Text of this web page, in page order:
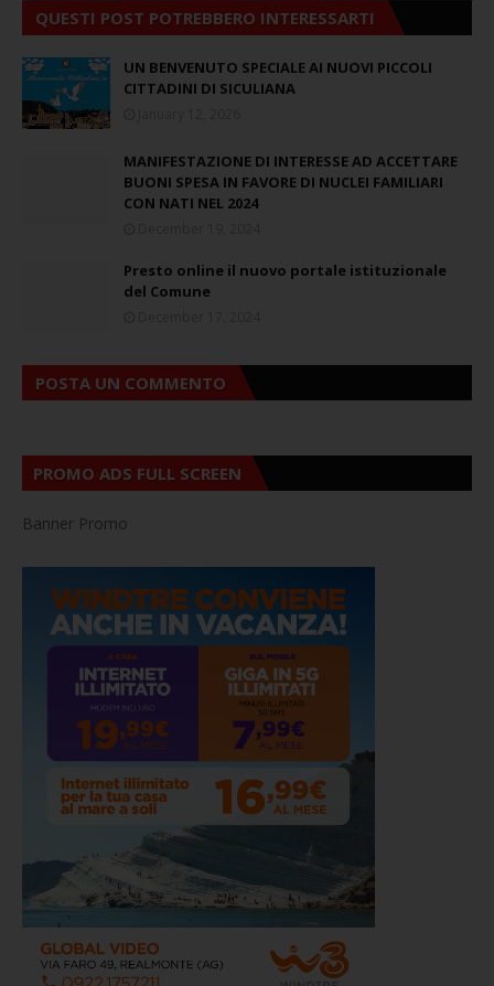
QUESTI POST POTREBBERO INTERESSARTI
UN BENVENUTO SPECIALE AI NUOVI PICCOLI
CITTADINI DI SICULIANA
MANIFESTAZIONE DI INTERESSE AD ACCETTARE
BUONI SPESA IN FAVORE DI NUCLEI FAMILIARI
CON NATI NEL 2024
Presto online il nuovo portale istituzionale
del Comune
POSTA UN COMMENTO
PROMO ADS FULL SCREEN
Banner Promo